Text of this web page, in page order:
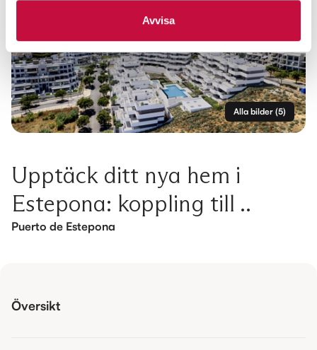
Avvisa
Alla bilder (5)
Upptäck ditt nya hem i
Estepona: koppling till ..
Puerto de Estepona
Översikt